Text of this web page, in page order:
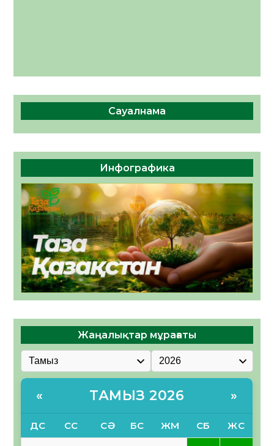
Сауалнама
Инфографика
Жаңалықтар мұрағаты
« ТАМЫЗ 2026 »
ДС СС СӘ БС ЖМ СБ ЖС